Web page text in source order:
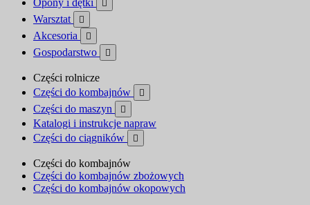
Opony i dętki 
Warsztat 
Akcesoria 
Gospodarstwo 
Części rolnicze
Części do kombajnów

Części do maszyn 
Katalogi i instrukcje napraw
Części do ciągników

Części do kombajnów
Części do kombajnów zbożowych
Części do kombajnów okopowych